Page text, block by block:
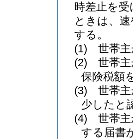
時差止を
ときは、
する。
(1)
世帯
(2)
世帯
保険税額
(3)
世帯
少したと
(4)
世帯
する届書